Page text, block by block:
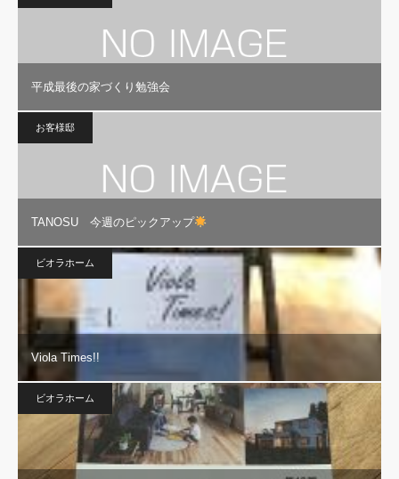
平成最後の家づくり勉強会
お客様邸
TANOSU 今週のピックアップ
ビオラホーム
Viola Times!!
ビオラホーム